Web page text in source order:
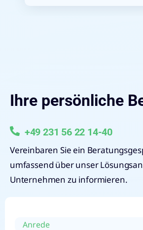
Ihre persönliche
+49 231 56 22 14-40
Vereinbaren Sie ein
umfassend über unser
Unternehmen zu informieren.